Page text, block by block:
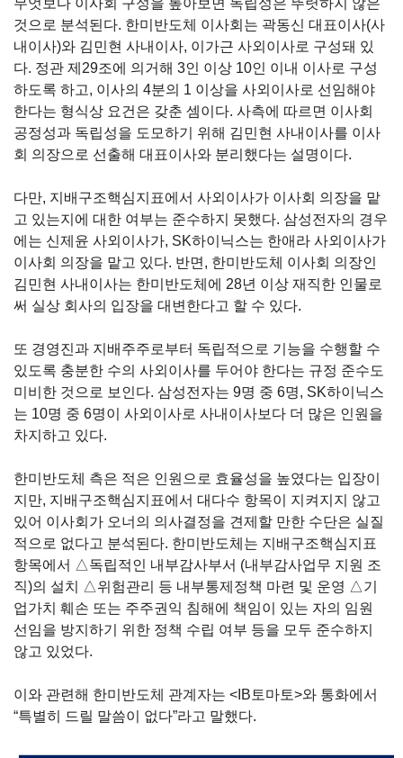
무엇보다 이사회 구성을 톺아보면 독립성은 뚜렷하지 않은
것으로 분석된다. 한미반도체 이사회는 곽동신 대표이사(사
내이사)와 김민현 사내이사, 이가근 사외이사로 구성돼 있
다. 정관 제 29조에 의거해 3인 이상 10인 이내 이사로 구성
하도록 하고, 이사의 4분의 1 이상을 사외이사로 선임해야
한다는 형식상 요건은 갖춘 셈이다. 사측에 따르면 이사회
공정성과 독립성을 도모하기 위해 김민현 사내이사를 이사
회 의장으로 선출해 대표이사와 분리했다는 설명이다.
다만, 지배구조핵심지표에서 사외이사가 이사회 의장을 맡
고 있는지에 대한 여부는 준수하지 못했다. 삼성전자의 경우
에는 신제윤 사외이사가, SK하이닉스는 한애라 사외이사가
이사회 의장을 맡고 있다. 반면 , 한미반도체 이사회 의장인
김민현 사내이사는 한미반도체에 28년 이상 재직한 인물로
써 실상 회사의 입장을 대변한다고 할 수 있다.
또 경영진과 지배주주로부터 독립적으로 기능을 수행할 수
있도록 충분한 수의 사외이사를 두어야 한다는 규정 준수도
미비한 것으로 보인다. 삼성전자는 9명 중 6명, SK하이닉스
는 10명 중 6명이 사외이사로 사내이사보다 더 많은 인원을
차지하고 있다.
한미반도체 측은 적은 인원으로 효율성을 높였다는 입장이
지만, 지배구조핵심지표에서 대다수 항목이 지켜지지 않고
있어 이사회가 오너의 의사결정을 견제할 만한 수단은 실질
적으로 없다고 분석된다. 한미반도체는 지배구조핵심지표
항목에서 △독립적인 내부감사부서 (내부감사업무 지원 조
직)의 설치 △위험관리 등 내부통제정책 마련 및 운영 △기
업가치 훼손 또는 주주권익 침해에 책임이 있는 자의 임원
선임을 방지하기 위한 정책 수립 여부 등을 모두 준수하지
않고 있었다.
이와 관련해 한미반도체 관계자는 <IB 토마토>와 통화에서
“특별히 드릴 말씀이 없다”라고 말했다.